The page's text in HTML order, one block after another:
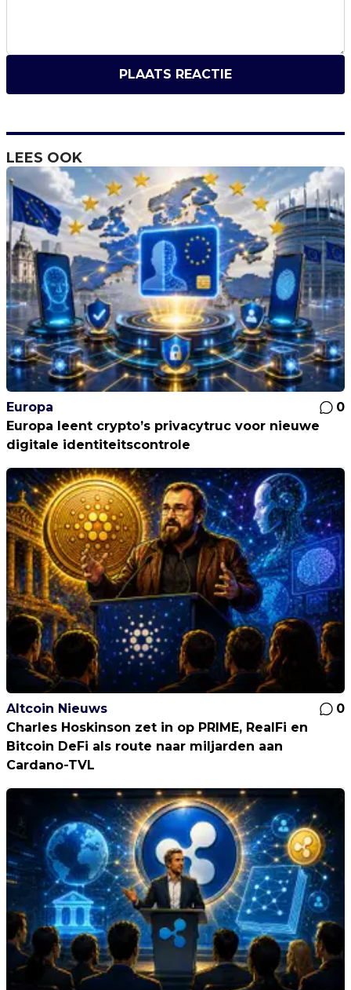
PLAATS REACTIE
LEES OOK
Europa
0
Europa leent crypto’s privacytruc voor nieuwe
digitale identiteitscontrole
Altcoin Nieuws
0
Charles Hoskinson zet in op PRIME, RealFi en
Bitcoin DeFi als route naar miljarden aan
Cardano-TVL